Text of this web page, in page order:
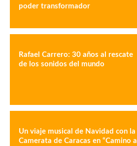
poder transformador
Rafael Carrero: 30 años al rescate
de los sonidos del mundo
Un viaje musical de Navidad con la
Camerata de Caracas en “Camino a